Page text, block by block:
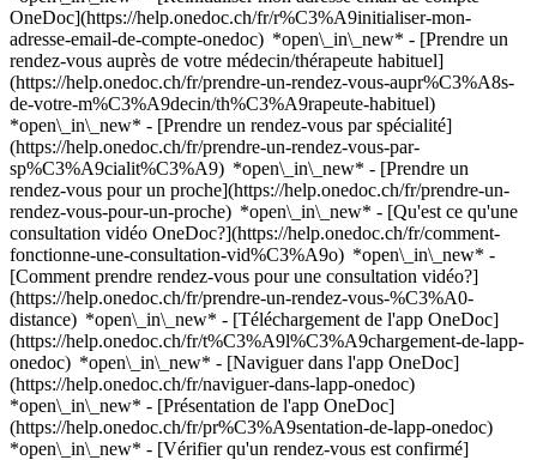
OneDoc](https://help.onedoc.ch/fr/r%C3%A9initialiser-mon-
adresse-email-de-compte-onedoc) *open\_in\_new* - [Prendre un
rendez-vous auprès de votre médecin/thérapeute habituel]
(https://help.onedoc.ch/fr/prendre-un-rendez-vous-aupr%C3%A8s-
de-votre-m%C3%A9decin/th%C3%A9rapeute-habituel)
*open\_in\_new* - [Prendre un rendez-vous par spécialité]
(https://help.onedoc.ch/fr/prendre-un-rendez-vous-par-
sp%C3%A9cialit%C3%A9) *open\_in\_new* - [Prendre un
rendez-vous pour un proche](https://help.onedoc.ch/fr/prendre-un-
rendez-vous-pour-un-proche) *open\_in\_new* - [Qu'est ce qu'une
consultation vidéo OneDoc?](https://help.onedoc.ch/fr/comment-
fonctionne-une-consultation-vid%C3%A9o) *open\_in\_new* -
[Comment prendre rendez-vous pour une consultation vidéo?]
(https://help.onedoc.ch/fr/prendre-un-rendez-vous-%C3%A0-
distance) *open\_in\_new* - [Téléchargement de l'app OneDoc]
(https://help.onedoc.ch/fr/t%C3%A9l%C3%A9chargement-de-lapp-
onedoc) *open\_in\_new* - [Naviguer dans l'app OneDoc]
(https://help.onedoc.ch/fr/naviguer-dans-lapp-onedoc)
*open\_in\_new* - [Présentation de l'app OneDoc]
(https://help.onedoc.ch/fr/pr%C3%A9sentation-de-lapp-onedoc)
*open\_in\_new* - [Vérifier qu'un rendez-vous est confirmé](https://help.onedoc.ch/fr/v%C3%A9rifier-quun-rendez-vous-est-confirm%C3%A9) *open\_in\_new* - [Annuler un rendez-vous pris en ligne sur OneDoc](https://help.onedoc.ch/fr/annuler-un-rendez-vous-pris-en-ligne-sur-onedoc) *open\_in\_new* - [Je ne reçois pas de confirmation de rendez-vous](https://help.onedoc.ch/fr/je-ne-re%C3%A7ois-pas-de-confirmation-de-rendez-vous) *open\_in\_new* [Voir tous nos articles *open\_in\_new*](https://help.onedoc.ch/fr/) close ## Modifier votre recherche ![Maison avec un signe plus annonçant qu’une consultation peut être effectuée sur place](https://www.onedoc.ch/assets/images/icons/on-site.svg) Sur place ![Caméra avec un symbole lecture annonçant qu’une consultation peut être effectuée à distance en vidéo](https://www.onedoc.ch/assets/images/icons/remote.svg) À distance Rechercher #### Spécialités #### Praticiens #### Établissements edit Ostéopathe à Ebertswil tune Filtrer par Nouveaux patients*keyboard\_arrow\_down* - Acceptés*check\_circle* Langue parlée*keyboard\_arrow\_down* - Allemand*check\_circle* - Anglais*check\_circle* - Espagnol*check\_circle* - Français*check\_circle* - Italien*check\_circle* - Néerlandais*check\_circle* - Romanche*check\_circle* - Roumain*check\_circle* Sexe*keyboard\_arrow\_down* - Femme*check\_circle* - Homme*check\_circle* Réseau*keyboard\_arrow\_down* - ASCA*check\_circle* - RME*check\_circle* - Medbase*check\_circle* Disponibilité*keyboard\_arrow\_down* - Disponible aujourdhui*check\_circle* - Dans les 3 prochains jours*check\_circle* - Dans les 7 prochains jours*check\_circle* - Dans les 14 prochains jours*check\_circle* # __Ostéopathe__ dans les environs de __Ebertswil__: prenez rendez-vous en ligne aujourd'hui [![Mme Ulrike Helfenstein, ostéopathe à Horgen](https://assets.onedoc.ch/images/users/c6b13fd149d566b3ea573364ea0eb4740f2d97e632bd5b1eeecab058c4dbb889-small.jpg "Mme Ulrike Helfenstein, ostéopathe à Horgen")](https://www.onedoc.ch/fr/osteopathe/horgen/pcuzp/ulrike-helfenstein) ### [Mme Ulrike Helfenstein](https://www.onedoc.ch/fr/osteopathe/horgen/pcuzp/ulrike-helfenstein) ![Badge indiquant un profil vérifié](https://www.onedoc.ch/assets/images/icons/checkmark.svg) [Ostéopathe](https://www.onedoc.ch/fr/osteopathe/horgen) [Osteo-Helfenstein](https://www.onedoc.ch/fr/cabinet-d-osteopathie/horgen/ebbxt/osteo-helfenstein) Bahnhofstrasse 18 8810 Horgen ![Mme Ulrike Helfenstein est affiliée au réseau ASCA](https://assets.onedoc.ch/images/networks/logos/496d325fd4282f2f0a46197dd629fd16fcd2d324839e441a2a65aaa74df08a15-small.png)![Mme Ulrike Helfenstein est affiliée au réseau RME](https://assets.onedoc.ch/images/networks/logos/a202aabd14cdddb5ff03205af2481fb805645ff903773c55a6c572d22f23762e-small.png) ![Icône patient avec un signe plus annonçant que le professionnel accepte de nouveaux patients](https://www.onedoc.ch/assets/images/icons/new-patients.svg)Accepte les nouveaux patients [Réserver un RDV](https://www.onedoc.ch/fr/osteopathe/horgen/pcuzp/ulrike-helfenstein) *chevron\_left* ven. 07 août *chevron\_right* Voir plus de rendez-vous *error\_outline* Une erreur s'est produite lors du chargement des disponibilités [Réessayer](https://www.onedoc.ch) [![Mme Barbara Tischhauser, ostéopathe à Meilen](https://assets.onedoc.ch/images/users/15effc19105aa99b1163d0fdcef5206b7883079a3dc67fd2fe7d7f1cf3f41386-small.jpg "Mme Barbara Tischhauser, ostéopathe à Meilen")](https://www.onedoc.ch/fr/osteopathe/meilen/pb6zx/barbara-tischhauser) ### [Mme Barbara Tischhauser](https://www.onedoc.ch/fr/osteopathe/meilen/pb6zx/barbara-tischhauser) ![Badge indiquant un profil vérifié](https://www.onedoc.ch/assets/images/icons/checkmark.svg) [Ostéopathe](https://www.onedoc.ch/fr/osteopathe/meilen) [Praxis für Osteopathie Meilen](https://www.onedoc.ch/fr/cabinet-medical/meilen/e19c/praxis-fur-osteopathie-meilen) Lämmliweg 14 8706 Meilen ![Mme Barbara Tischhauser est affiliée au réseau ASCA](https://assets.onedoc.ch/images/networks/logos/496d325fd4282f2f0a46197dd629fd16fcd2d324839e441a2a65aaa74df08a15-small.png)![Mme Barbara Tischhauser est affiliée au réseau RME](https://assets.onedoc.ch/images/networks/logos/a202aabd14cdddb5ff03205af2481fb805645ff903773c55a6c572d22f23762e-small.png) ![Icône patient avec un signe plus annonçant que le professionnel accepte de nouveaux patients](https://www.onedoc.ch/assets/images/icons/new-patients.svg)Accepte les nouveaux patients [Réserver un RDV](https://www.onedoc.ch/fr/osteopathe/meilen/pb6zx/barbara-tischhauser) *chevron\_left* ven. 07 août *chevron\_right* Voir plus de rendez-vous *error\_outline* Une erreur s'est produite lors du chargement des disponibilités [Réessayer](https://www.onedoc.ch) [![Mme Sina Peter - Master of Science Fribourg Hes-so, ostéopathe à Meilen](https://assets.onedoc.ch/images/users/700c354af7372b76164142cca7aaf4c7f10dd4763b52fdd1f261af0588f5cbe8-small.jpg "Mme Sina Peter - Master of Science Fribourg Hes-so, ostéopathe à Meilen")](https://www.onedoc.ch/fr/osteopathe/meilen/pcszf/sina-peter-master-of-science-fribourg-hes-so) ### [Mme Sina Peter - Master of Science Fribourg Hes-so](https://www.onedoc.ch/fr/osteopathe/meilen/pcszf/sina-peter-master-of-science-fribourg-hes-so) ![Badge indiquant un profil vérifié](https://www.onedoc.ch/assets/images/icons/checkmark.svg) [Ostéopathe](https://www.onedoc.ch/fr/osteopathe/meilen) [Praxis für Osteopathie Meilen](https://www.onedoc.ch/fr/cabinet-medical/meilen/e19c/praxis-fur-osteopathie-meilen) Lämmliweg 14 8706 Meilen ![Icône patient avec un signe plus annonçant que le professionnel accepte de nouveaux patients](https://www.onedoc.ch/assets/images/icons/new-patients.svg)Accepte les nouveaux patients [Réserver un RDV](https://www.onedoc.ch/fr/osteopathe/meilen/pcszf/sina-peter-master-of-science-fribourg-hes-so) *chevron\_left* ven. 07 août *chevron\_right* Voir plus de rendez-vous *error\_outline* Une erreur s'est produite lors du chargement des disponibilités [Réessayer](https://www.onedoc.ch) [![M. Jochen Riess, ostéopathe à Zurich](https://assets.onedoc.ch/images/users/0187febcf5c9058ef9731c9184faa2e36e30e1347ca6bc789d6d56c82b4be003-small.jpg "M. Jochen Riess, ostéopathe à Zurich")](https://www.onedoc.ch/fr/osteopathe/zurich/pc253/jochen-riess) ### [M. Jochen Riess](https://www.onedoc.ch/fr/osteopathe/zurich/pc253/jochen-riess) ![Badge indiquant un profil vérifié](https://www.onedoc.ch/assets/images/icons/checkmark.svg) [Ostéopathe](https://www.onedoc.ch/fr/osteopathe/zurich) [Osteomed Zürich Wollishofen](https://www.onedoc.ch/fr/cabinet-d-osteopathie/zurich/ebdf8/osteomed-zurich-wollishofen) Albisstrasse 147 8038 Zurich ![M. Jochen Riess est affilié au réseau RME](https://assets.onedoc.ch/images/networks/logos/a202aabd14cdddb5ff03205af2481fb805645ff903773c55a6c572d22f23762e-small.png) ![Icône patient avec un signe plus annonçant que le professionnel accepte de nouveaux patients](https://www.onedoc.ch/assets/images/icons/new-patients.svg)Accepte les nouveaux patients [Réserver un RDV](https://www.onedoc.ch/fr/osteopathe/zurich/pc253/jochen-riess) *chevron\_left* ven. 07 août *chevron\_right* Voir plus de rendez-vous *error\_outline* Une erreur s'est produite lors du chargement des disponibilités [Réessayer](https://www.onedoc.ch) [![M. Holger Schmidt, ostéopathe à Affoltern am Albis](https://assets.onedoc.ch/images/users/695c4def84591148fac137234b812ef55ae8a489d6c9263517c51e2050c8686b-small.jpg "M. Holger Schmidt, ostéopathe à Affoltern am Albis")](https://www.onedoc.ch/fr/osteopathe/affoltern-am-albis/pyfp/holger-schmidt) ### [M. Holger Schmidt](https://www.onedoc.ch/fr/osteopathe/affoltern-am-albis/pyfp/holger-schmidt) ![Badge indiquant un profil vérifié](https://www.onedoc.ch/assets/images/icons/checkmark.svg) [Ostéopathe](https://www.onedoc.ch/fr/osteopathe/affoltern-am-albis) Praxis für Osteopathie & Wirbelsäulenvermessung Obfelderstrasse 31 8910 Affoltern am Albis ![Icône patient avec un signe plus annonçant que le professionnel accepte de nouveaux patients](https://www.onedoc.ch/assets/images/icons/new-patients.svg)Accepte les nouveaux patients [Réserver un RDV](https://www.onedoc.ch/fr/osteopathe/affoltern-am-albis/pyfp/holger-schmidt) [![M. Marc Piske Zürich Wollishofen, ostéopathe à Zurich](https://assets.onedoc.ch/images/users/0bb3cf8777733fa77640a4d1ecf846a4039c3a13417b1ebb2d51442a5c66b006-small.jpg "M. Marc Piske Zürich Wollishofen, ostéopathe à Zurich")](https://www.onedoc.ch/fr/osteopathe/zurich/pcyk7/marc-piske-zurich-wollishofen) ### [M. Marc Piske Zürich Wollishofen](https://www.onedoc.ch/fr/osteopathe/zurich/pcyk7/marc-piske-zurich-wollishofen) ![Badge indiquant un profil vérifié](https://www.onedoc.ch/assets/images/icons/checkmark.svg) [Ostéopathe](https://www.onedoc.ch/fr/osteopathe/zurich) [Osteomed Zürich Wollishofen](https://www.onedoc.ch/fr/cabinet-d-osteopathie/zurich/ebdf8/osteomed-zurich-wollishofen) Albisstrasse 147 8038 Zurich ![M. Marc Piske Zürich Wollishofen est affilié au réseau RME](https://assets.onedoc.ch/images/networks/logos/a202aabd14cdddb5ff03205af2481fb805645ff903773c55a6c572d22f23762e-small.png) ![Icône patient avec un signe plus annonçant que le professionnel accepte de nouveaux patients](https://www.onedoc.ch/assets/images/icons/new-patients.svg)Accepte les nouveaux patients [Réserver un RDV](https://www.onedoc.ch/fr/osteopathe/zurich/pcyk7/marc-piske-zurich-wollishofen) [![Mme Sophia Frick, ostéopathe à Zurich](https://assets.onedoc.ch/images/users/0fa0c000ab34a8a2d954538d92ecaa3ed7979f7715e1d8ef7b226e42869cc653-small.jpg "Mme Sophia Frick, ostéopathe à Zurich")](https://www.onedoc.ch/fr/osteopathe/zurich/pc16n/sophia-frick) ### [Mme Sophia Frick](https://www.onedoc.ch/fr/osteopathe/zurich/pc16n/sophia-frick) ![Badge indiquant un profil vérifié](https://www.onedoc.ch/assets/images/icons/checkmark.svg) [Ostéopathe](https://www.onedoc.ch/fr/osteopathe/